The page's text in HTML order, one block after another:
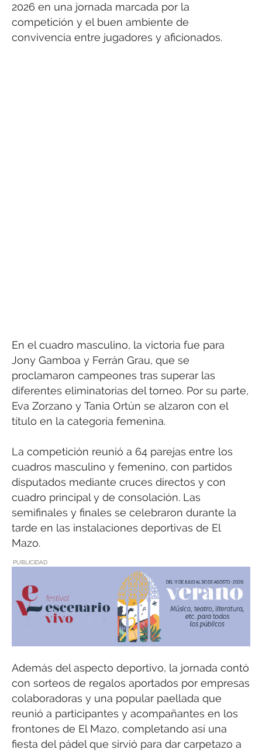
2026 en una jornada marcada por la
competición y el buen ambiente de
convivencia entre jugadores y aficionados.
En el cuadro masculino, la victoria fue para
Jony Gamboa y Ferrán Grau, que se
proclamaron campeones tras superar las
diferentes eliminatorias del torneo. Por su parte,
Eva Zorzano y Tania Ortún se alzaron con el
título en la categoría femenina.
La competición reunió a 64 parejas entre los
cuadros masculino y femenino, con partidos
disputados mediante cruces directos y con
cuadro principal y de consolación. Las
semifinales y finales se celebraron durante la
tarde en las instalaciones deportivas de El
Mazo.
PUBLICIDAD
Además del aspecto deportivo, la jornada contó
con sorteos de regalos aportados por empresas
colaboradoras y una popular paellada que
reunió a participantes y acompañantes en los
frontones de El Mazo, completando así una
fiesta del pádel que sirvió para dar carpetazo a